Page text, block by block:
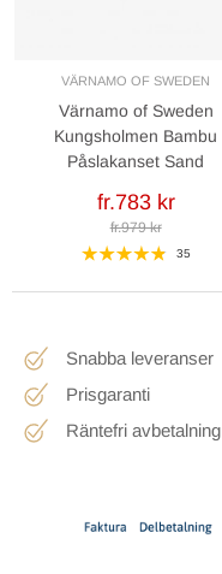
VÄRNAMO OF SWEDEN
Värnamo of Sweden
Kungsholmen Bambu
Påslakanset Sand
fr.783 kr
fr.979 kr
35
Snabba leveranser
Prisgaranti
Räntefri avbetalning